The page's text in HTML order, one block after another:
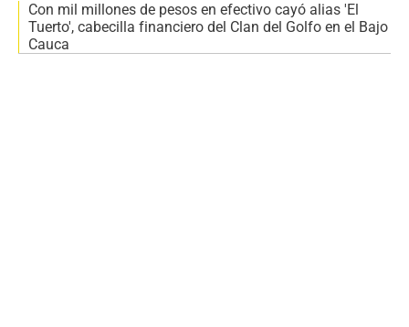
Con mil millones de pesos en efectivo cayó alias 'El
Tuerto', cabecilla financiero del Clan del Golfo en el Bajo
Cauca